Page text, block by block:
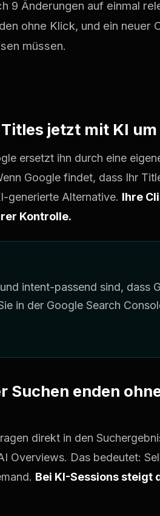
9 Änderungen auf einmal
ohne Klick, und ein neuer
müssen.
jetzt mit KI um
ersetzt ihn durch eine
Google findet, dass Ihr
generierte Alternative. Ihre
Kontrolle.
intent-passend sind, dass
in der Google Search
Suchen enden
direkt in den
Overviews. Das bedeutet:
Bei KI-Sessions steigt